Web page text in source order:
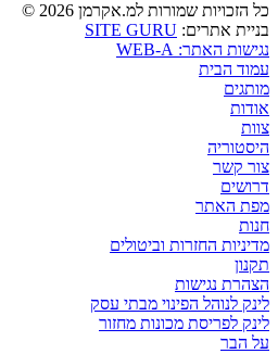
כל הזכויות שמורות למ.אקרמן 2026 ©
בניית אתרים: SITE GURU
נגישות האתר: WEB-A
עמוד הבית
מותגים
אודות
צוות
היסטוריה
צור קשר
דרושים
מפת האתר
חנות
מדיניות החזרות וביטולים
תקנון
הצהרת נגישות
לינק לנוהל הפינוי מבתי עסק
לינק לפריסת מכונות מחזור
על הבר